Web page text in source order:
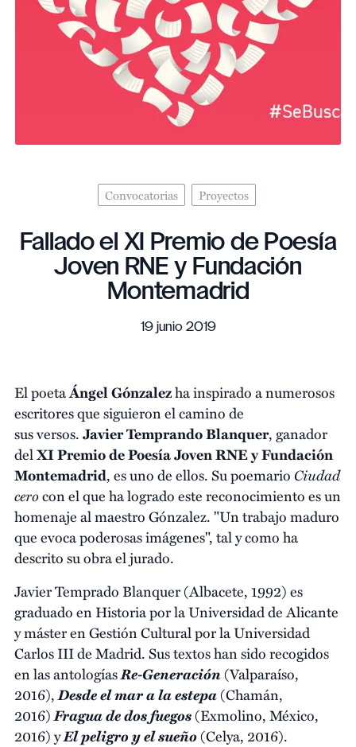
Convocatorias Proyectos
Fallado el XI Premio de Poesía
Joven RNE y Fundación
Montemadrid
19 junio 2019
El poetaÁngel Gónzalezha inspirado a numerosos
escritores que siguieron el camino de
sus versos.Javier Temprando Blanquer, ganador
delXI Premio de Poesía Joven RNE y Fundación
Montemadrid, es uno de ellos. Su poemario Ciudad
cerocon el que ha logrado este reconocimiento es un
homenaje al maestro Gónzalez. "Un trabajo maduro
que evoca poderosas imágenes", tal y como ha
descrito su obra el jurado.
Javier Temprado Blanquer (Albacete, 1992) es
graduado en Historia por la Universidad de Alicante
y máster en Gestión Cultural por la Universidad
Carlos III de Madrid. Sus textos han sido recogidos
en las antologíasRe-Generación(Valparaíso,
2016),Desde el mar a la estepa(Chamán,
2016)Fragua de dos fuegos(Exmolino, México,
2016) yEl peligro y el sueño(Celya, 2016).